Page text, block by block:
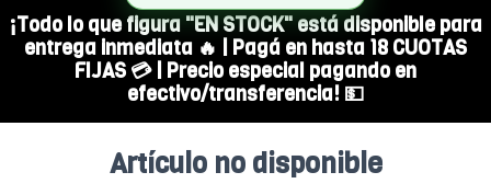
¡Todo lo que figura "EN STOCK" está disponible para
entrega inmediata 🔥 | Pagá en hasta 18 CUOTAS
FIJAS 💳 | Precio especial pagando en
efectivo/transferencia! 💵
Artículo no disponible